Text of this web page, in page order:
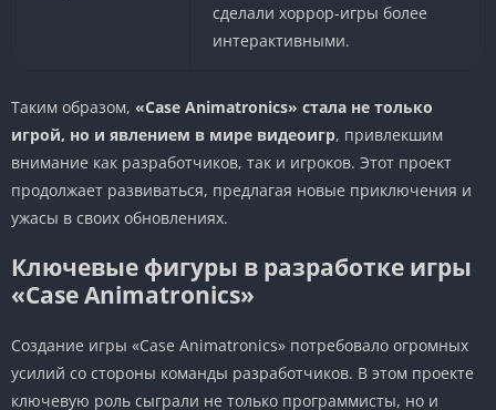
сделали хоррор-игры более
интерактивными.
Таким образом, «Case Animatronics» стала не только
игрой, но и явлением в мире видеоигр, привлекшим
внимание как разработчиков, так и игроков. Этот проект
продолжает развиваться, предлагая новые приключения и
ужасы в своих обновлениях.
Ключевые фигуры в разработке игры
«Case Animatronics»
Создание игры «Case Animatronics» потребовало огромных
усилий со стороны команды разработчиков. В этом проекте
ключевую роль сыграли не только программисты, но и